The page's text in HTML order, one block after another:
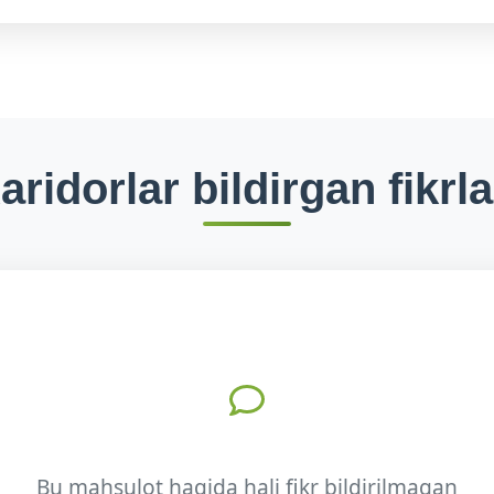
bildirgan
Bu mahsulot haqida hali fikr bildirilmagan